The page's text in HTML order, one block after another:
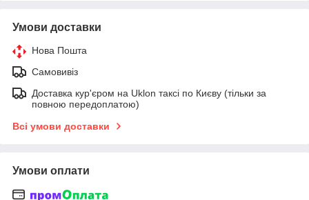
Умови доставки
Нова Пошта
Самовивіз
Доставка кур'єром на Uklon таксі по Києву (тільки за
повною передоплатою)
Всі умови доставки
Умови оплати